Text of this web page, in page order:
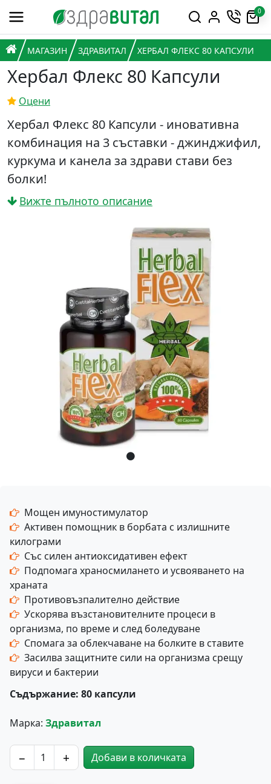
Премини към съдържанието
Горна навигация
0
Главна навигация
НАЧАЛО
МАГАЗИН ЗДРАВИТАЛ ХЕРБАЛ ФЛЕКС 80 КАПСУЛИ
Хербал Флекс 80 Капсули
Оцени
Хербал Флекс 80 Капсули - иновативна
комбинация на 3 съставки - джинджифил,
куркума и канела за здрави стави без
болки!
Вижте пълното описание
Мощен имуностимулатор
Активен помощник в борбата с излишните
килограми
Със силен антиоксидативен ефект
Подпомага храносмилането и усвояването на
храната
Противовъзпалително действие
Ускорява възстановителните процеси в
организма, по време и след боледуване
Спомага за облекчаване на болките в ставите
Засилва защитните сили на организма срещу
вируси и бактерии
Съдържание: 80 капсули
Марка: Здравитал
количество за Хербал Флекс 80 Капсули
− + Добави в количката